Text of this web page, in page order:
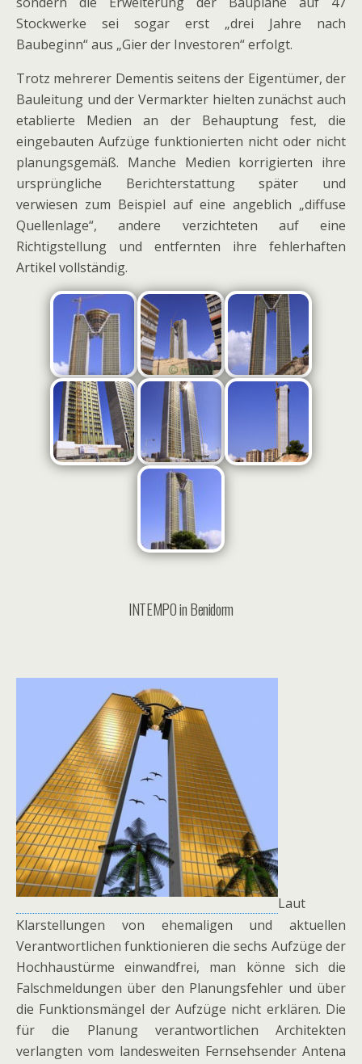
Stockwerke sei sogar erst „drei Jahre nach
Baubeginn“ aus „Gier der Investoren“ erfolgt.
Trotz mehrerer Dementis seitens der Eigentümer, der
Bauleitung und der Vermarkter hielten zunächst auch
etablierte Medien an der Behauptung fest, die
eingebauten Aufzüge funktionierten nicht oder nicht
planungsgemäß. Manche Medien korrigierten ihre
ursprüngliche Berichterstattung später und
verwiesen zum Beispiel auf eine angeblich „diffuse
Quellenlage“, andere verzichteten auf eine
Richtigstellung und entfernten ihre fehlerhaften
Artikel vollständig.
INTEMPO in Benidorm
Laut
Klarstellungen von ehemaligen und aktuellen
Verantwortlichen funktionieren die sechs Aufzüge der
Hochhaustürme einwandfrei, man könne sich die
Falschmeldungen über den Planungsfehler und über
die Funktionsmängel der Aufzüge nicht erklären. Die
für die Planung verantwortlichen Architekten
verlangten vom landesweiten Fernsehsender Antena